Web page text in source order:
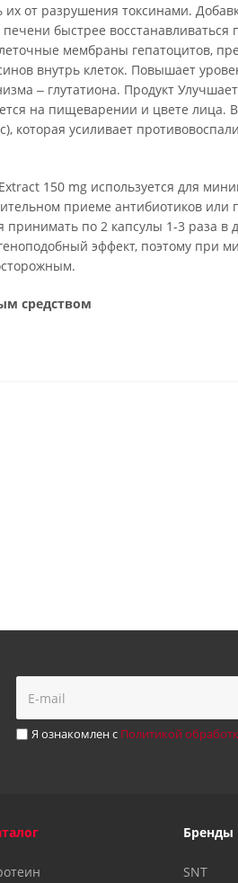
от разрушения токсинами.
быстрее восстанавливаться
мембраны гепатоцитов,
внутрь клеток. Повышает
‒ глутатиона. Продукт
на пищеварении и цвете лица. В
которая усиливает
150 mg используется для
приеме антибиотиков или
принимать по 2 капсулы 1-3 раза в
эффект, поэтому при
средством
Я ознакомлен с Политикой
Бренды
SNT